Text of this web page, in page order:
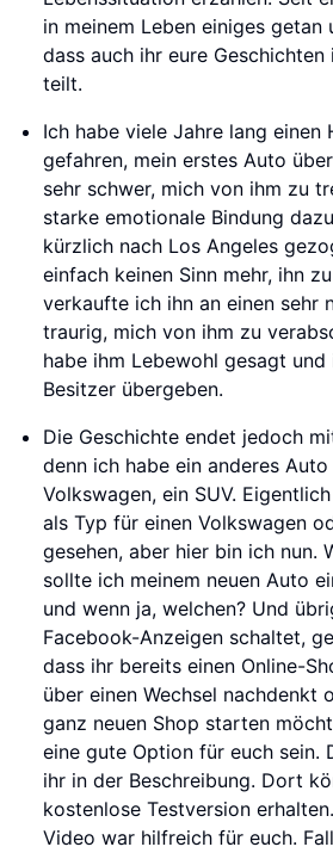
in meinem Leben einiges getan
dass auch ihr eure Geschichten
teilt.
Ich habe viele Jahre lang einen
gefahren, mein erstes Auto
sehr schwer, mich von ihm zu
starke emotionale Bindung
kürzlich nach Los Angeles
einfach keinen Sinn mehr, ihn
verkaufte ich ihn an einen sehr
traurig, mich von ihm zu
habe ihm Lebewohl gesagt und
Besitzer übergeben.
Die Geschichte endet jedoch
denn ich habe ein anderes
Volkswagen, ein SUV.
als Typ für einen Volkswagen
gesehen, aber hier bin ich nun.
sollte ich meinem neuen Auto
und wenn ja, welchen? Und
Facebook-Anzeigen schaltet,
dass ihr bereits einen Online-
über einen Wechsel nachdenkt
ganz neuen Shop starten
eine gute Option für euch sein.
ihr in der Beschreibung. Dort
kostenlose Testversion
Video war hilfreich für euch.